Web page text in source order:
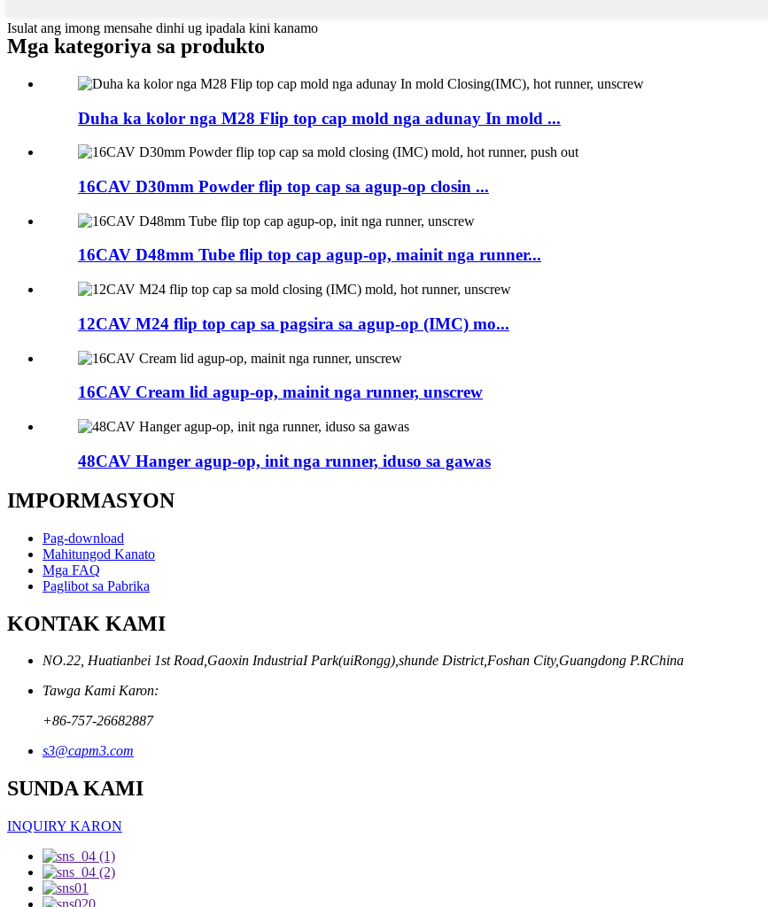
Isulat ang imong mensahe dinhi ug ipadala kini kanamo
Mga kategoriya sa produkto
Duha ka kolor nga M28 Flip top cap mold nga adunay In mold ...
16CAV D30mm Powder flip top cap sa agup-op closin ...
16CAV D48mm Tube flip top cap agup-op, mainit nga runner...
12CAV M24 flip top cap sa pagsira sa agup-op (IMC) mo...
16CAV Cream lid agup-op, mainit nga runner, unscrew
48CAV Hanger agup-op, init nga runner, iduso sa gawas
IMPORMASYON
Pag-download
Mahitungod Kanato
Mga FAQ
Paglibot sa Pabrika
KONTAK KAMI
NO.22, Huatianbei 1st Road,Gaoxin IndustriaI Park(uiRongg),shunde District,Foshan City,Guangdong P.RChina
Tawga Kami Karon:
+86-757-26682887
s3@capm3.com
SUNDA KAMI
INQUIRY KARON